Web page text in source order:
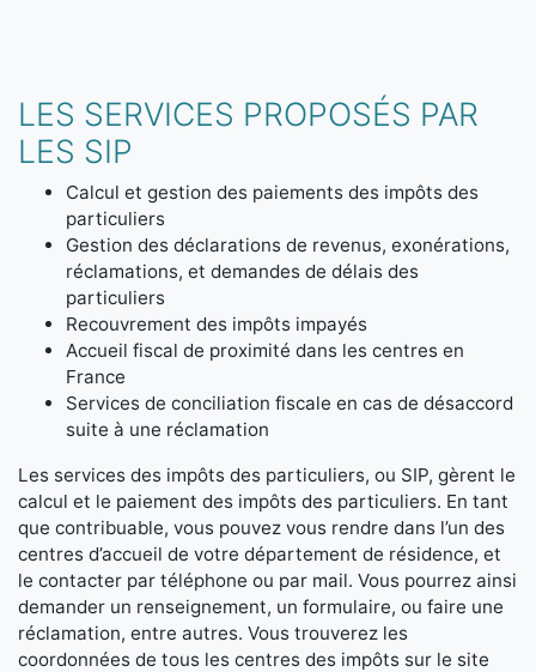
LES SERVICES PROPOSÉS PAR
LES SIP
Calcul et gestion des paiements des impôts des
particuliers
Gestion des déclarations de revenus, exonérations,
réclamations, et demandes de délais des
particuliers
Recouvrement des impôts impayés
Accueil fiscal de proximité dans les centres en
France
Services de conciliation fiscale en cas de désaccord
suite à une réclamation
Les services des impôts des particuliers, ou SIP, gèrent le
calcul et le paiement des impôts des particuliers. En tant
que contribuable, vous pouvez vous rendre dans l’un des
centres d’accueil de votre département de résidence, et
le contacter par téléphone ou par mail. Vous pourrez ainsi
demander un renseignement, un formulaire, ou faire une
réclamation, entre autres. Vous trouverez les
coordonnées de tous les centres des impôts sur le site